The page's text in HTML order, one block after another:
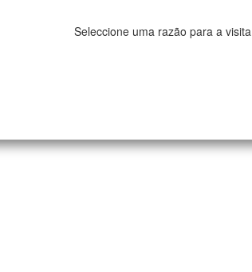
Seleccione uma razão para a visita